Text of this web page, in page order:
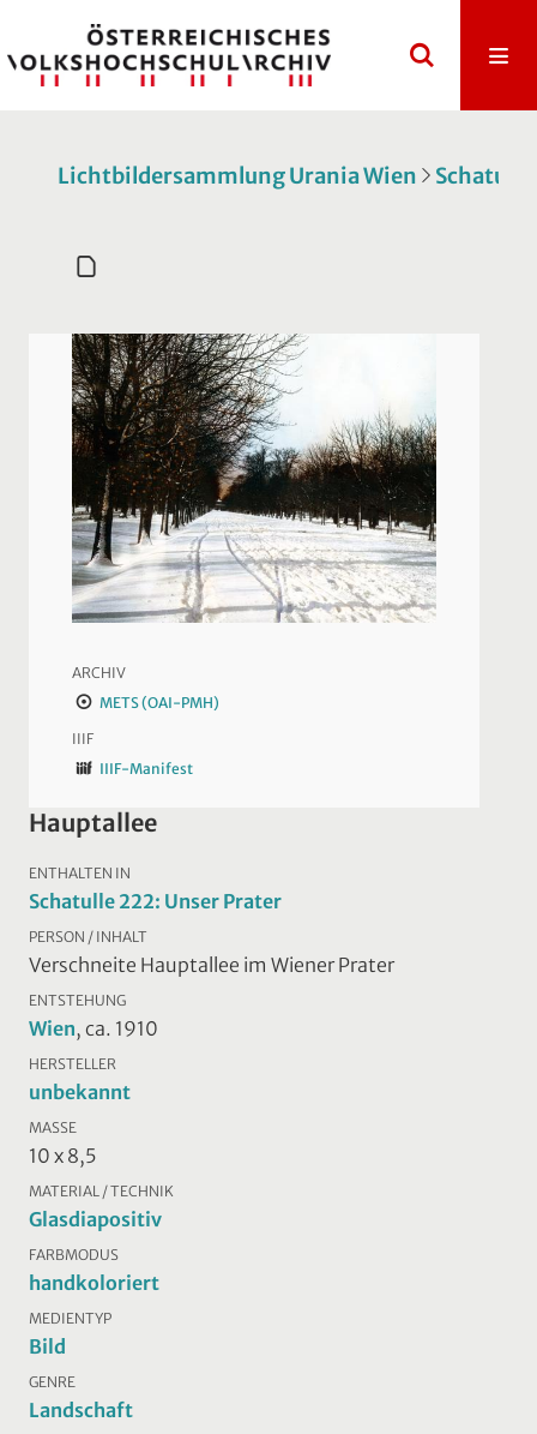
Lichtbildersammlung Urania Wien
ARCHIV
METS (OAI-PMH)
IIIF
IIIF-Manifest
Hauptallee
ENTHALTEN IN
Schatulle 222: Unser Prater
PERSON / INHALT
Verschneite Hauptallee im Wiener Prater
ENTSTEHUNG
Wien, ca. 1910
HERSTELLER
unbekannt
MASSE
10 x 8,5
MATERIAL / TECHNIK
Glasdiapositiv
FARBMODUS
handkoloriert
MEDIENTYP
Bild
GENRE
Landschaft